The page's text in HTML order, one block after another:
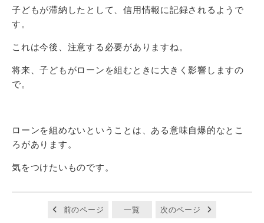
子どもが滞納したとして、信用情報に記録されるようで
す。
これは今後、注意する必要がありますね。
将来、子どもがローンを組むときに大きく影響しますの
で。
ローンを組めないということは、ある意味自爆的なとこ
ろがあります。
気をつけたいものです。
前のページ 一覧 次のページ